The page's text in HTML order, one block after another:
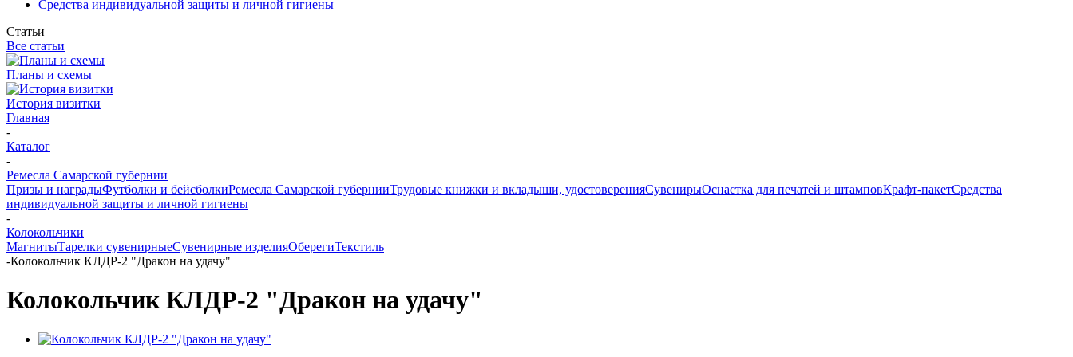
Средства индивидуальной защиты и личной гигиены
Статьи
Все статьи
Планы и схемы
История визитки
Главная
-
Каталог
-
Ремесла Самарской губернии
Призы и наградыФутболки и бейсболкиРемесла Самарской губернииТрудовые книжки и вкладыши, удостоверенияСувенирыОснастка для печатей и штамповКрафт-пакетСредства
индивидуальной защиты и личной гигиены
-
Колокольчики
МагнитыТарелки сувенирныеСувенирные изделияОберегиТекстиль
-Колокольчик КЛДР-2 "Дракон на удачу"
Колокольчик КЛДР-2 "Дракон на удачу"